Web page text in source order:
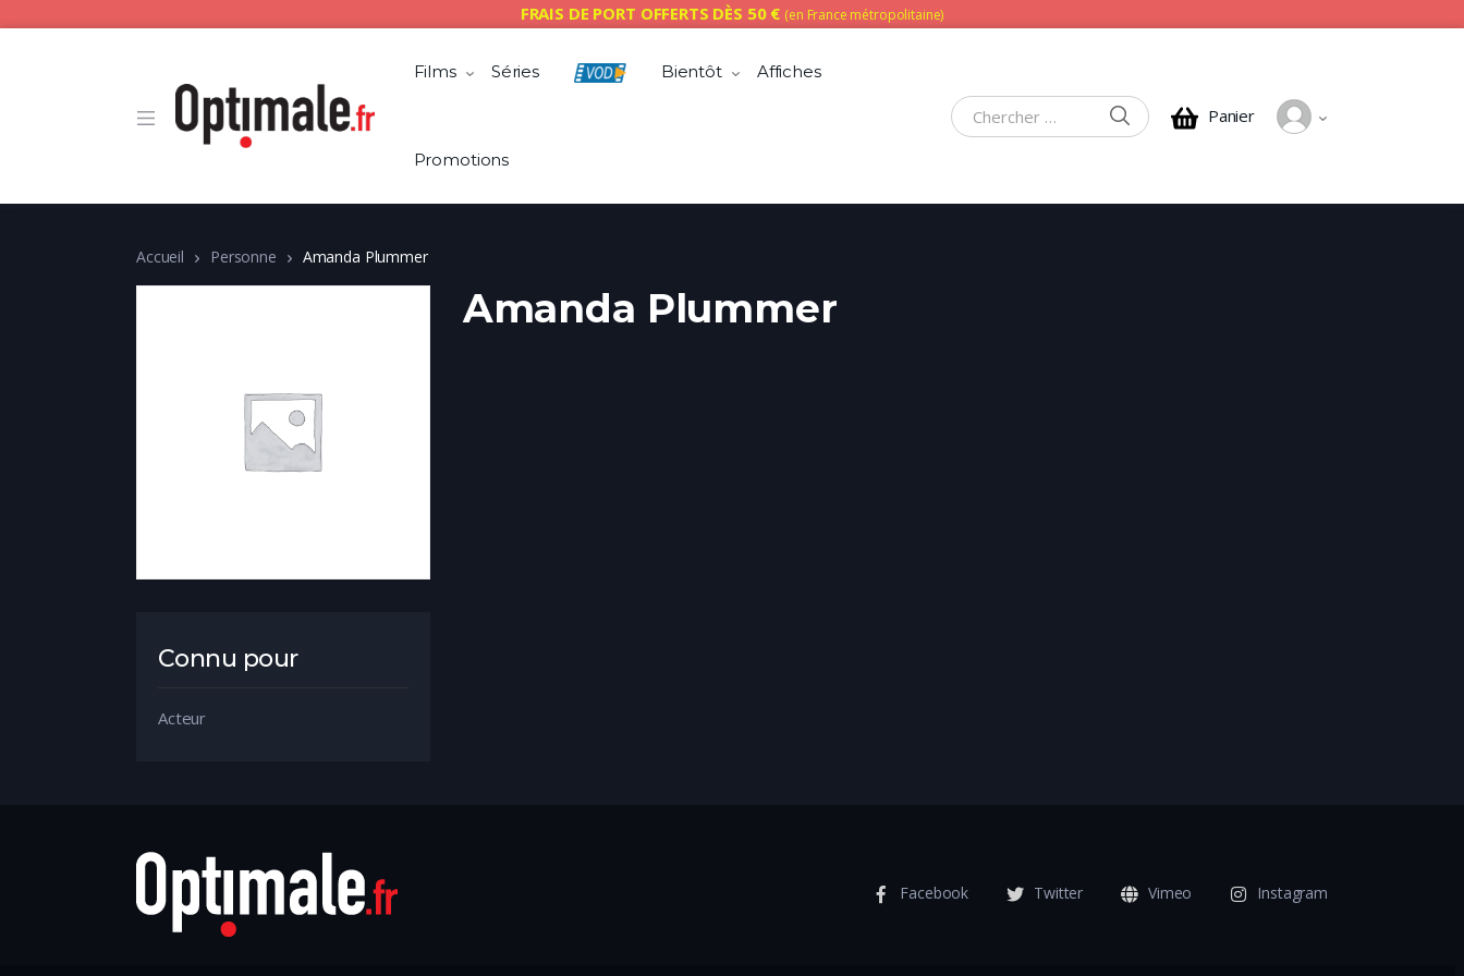
FRAIS DE PORT OFFERTS DÈS 50 € (en France métropolitaine)
Films Séries Bientôt Affiches
Promotions
Chercher :
CHERCHERPanier
Accueil Personne Amanda Plummer
Connu pour
Acteur
Amanda Plummer
Facebook Twitter Vimeo Instagram